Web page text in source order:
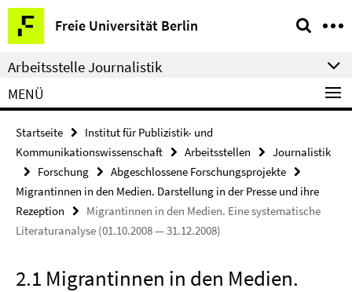
Springe
direkt
zu
Inhalt
Freie Universität Berlin
Service-
Navigation
Arbeitsstelle Journalistik
MENÜ
Startseite
Institut für Publizistik- und
Kommunikationswissenschaft
Arbeitsstellen
Journalistik
Forschung
Abgeschlossene Forschungsprojekte
Migrantinnen in den Medien. Darstellung in der Presse und ihre
Rezeption
Migrantinnen in den Medien. Eine systematische
Literaturanalyse (01.10.2008 — 31.12.2008)
2.1 Migrantinnen in den Medien.